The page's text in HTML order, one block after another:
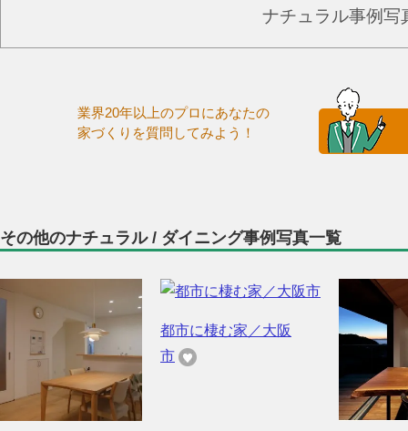
ナチュラル事例写
業界20年以上のプロにあなたの
家づくりを質問してみよう！
その他のナチュラル / ダイニング事例写真一覧
都市に棲む家／大阪
市